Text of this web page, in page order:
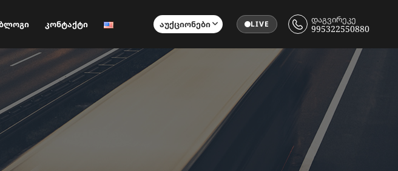
Კონტაქტი Აუქციონები LIVE დაგვირეკე
995322550880